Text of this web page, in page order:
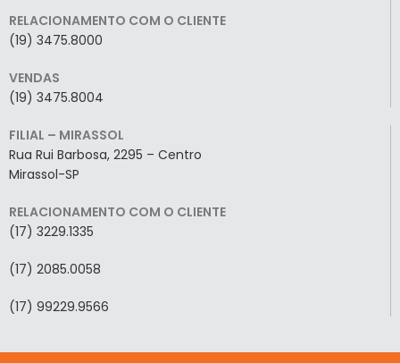
RELACIONAMENTO COM O CLIENTE
(19) 3475.8000
VENDAS
(19) 3475.8004
FILIAL – MIRASSOL
Rua Rui Barbosa, 2295 – Centro
Mirassol-SP
RELACIONAMENTO COM O CLIENTE
(17) 3229.1335
(17) 2085.0058
(17) 99229.9566